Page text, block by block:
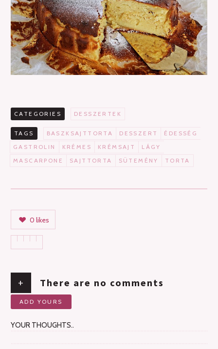
CATEGORIES DESSZERTEK
TAGS BASZKSAJTTORTA DESSZERT
ÉDESSÉG
GASTROLIN
KRÉMES KRÉMSAJT
LÁGY
MASCARPONE
SAJTTORTA SÜTEMÉNY TORTA
0 likes
+ There are no comments
ADD YOURS